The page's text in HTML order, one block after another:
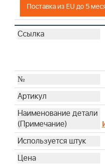
Поставка из EU до 5